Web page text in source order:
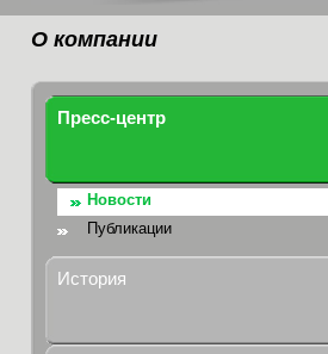
О компании
Пресс-центр
Новости
Публикации
История